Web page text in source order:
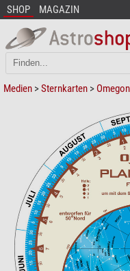
SHOP MAGAZIN
Medien >Sternkarten > Omegon